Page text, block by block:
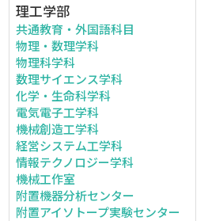
理工学部
共通教育・外国語科目
物理・数理学科
物理科学科
数理サイエンス学科
化学・生命科学科
電気電子工学科
機械創造工学科
経営システム工学科
情報テクノロジー学科
機械工作室
附置機器分析センター
附置アイソトープ実験センター